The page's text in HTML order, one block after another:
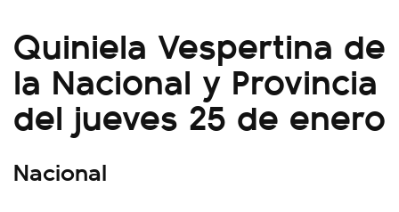
Quiniela Vespertina de
la Nacional y Provincia
del jueves 25 de enero
Nacional